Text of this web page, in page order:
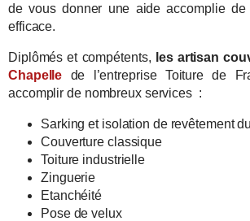
de vous donner une aide accomplie
efficace.
Diplômés et compétents, les artisan
Chapelle de l’entreprise Toiture de
accomplir de nombreux services :
Sarking et isolation de revêtement
Couverture classique
Toiture industrielle
Zinguerie
Etanchéité
Pose de velux